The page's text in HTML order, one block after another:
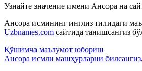
Узнайте значение имени Ансора на
Ансора исмининг инглиз тилидаги
Uzbnames.com сайтида танишсангиз
Қўшимча маълумот юбориш
Ансора исмли машҳурларни